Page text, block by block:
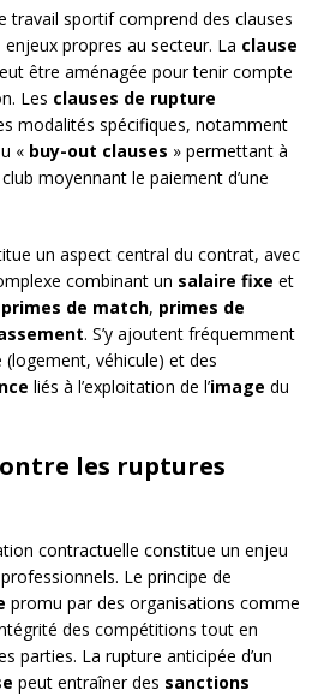
travail sportif comprend des clauses
propres au secteur. La clause
être aménagée pour tenir compte
Les clauses de rupture
modalités spécifiques, notamment
« buy-out clauses » permettant à
moyennant le paiement d’une
un aspect central du contrat, avec
combinant un salaire fixe et
primes de match, primes de
. S’y ajoutent fréquemment
véhicule) et des
liés à l’exploitation de l’image du
les ruptures
contractuelle constitue un enjeu
Le principe de
promu par des organisations comme
des compétitions tout en
parties. La rupture anticipée d’un
peut entraîner des sanctions